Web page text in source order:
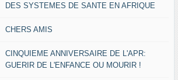
DES SYSTEMES DE SANTE EN AFRIQUE
CHERS AMIS
CINQUIEME ANNIVERSAIRE DE L'APR:
GUERIR DE L'ENFANCE OU MOURIR !